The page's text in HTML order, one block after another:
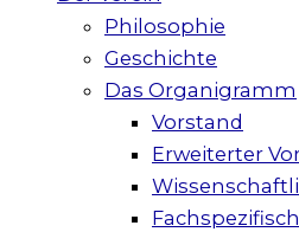
Philosophie
Geschichte
Das Organigramm
Vorstand
Erweiterter